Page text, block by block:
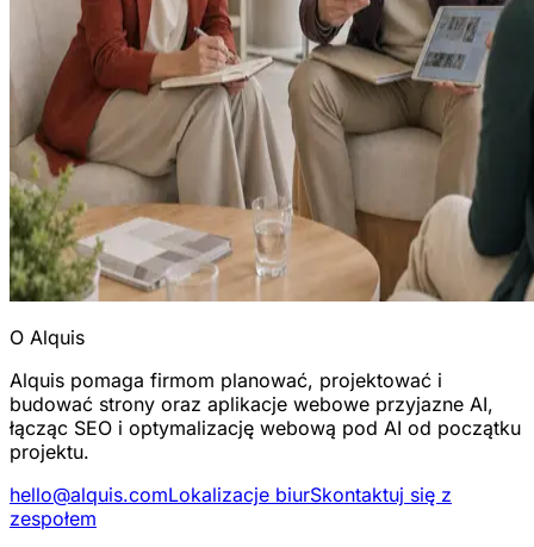
O Alquis
Alquis pomaga firmom planować, projektować i
budować strony oraz aplikacje webowe przyjazne AI,
łącząc SEO i optymalizację webową pod AI od początku
projektu.
hello@alquis.comLokalizacje biurSkontaktuj się z
zespołem